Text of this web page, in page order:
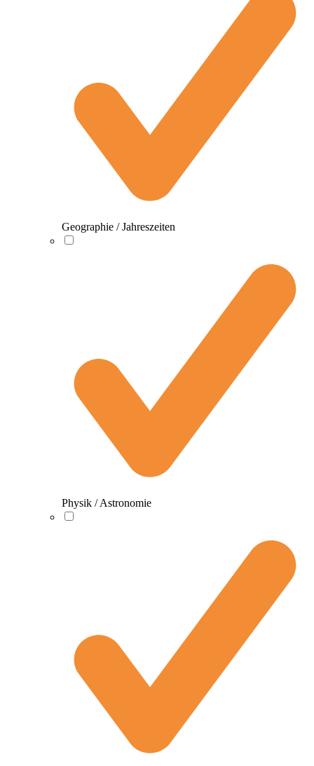
Geographie / Jahreszeiten
Physik / Astronomie